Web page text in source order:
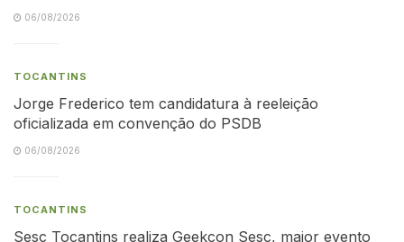
06/08/2026
TOCANTINS
Jorge Frederico tem candidatura à reeleição
oficializada em convenção do PSDB
06/08/2026
TOCANTINS
Sesc Tocantins realiza Geekcon Sesc, maior evento